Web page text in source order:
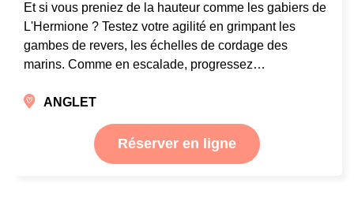
Et si vous preniez de la hauteur comme les gabiers de
L'Hermione ? Testez votre agilité en grimpant les
gambes de revers, les échelles de cordage des
marins. Comme en escalade, progressez…
ANGLET
Réserver en ligne